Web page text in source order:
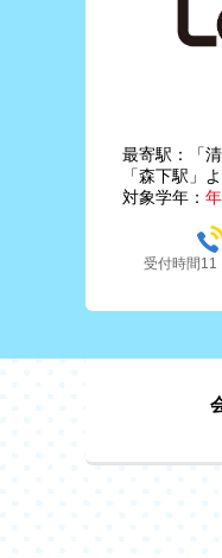
最寄駅：
「森下駅」
対象学年：
受付時間11